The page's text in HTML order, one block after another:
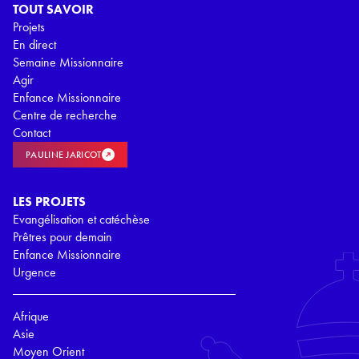
TOUT SAVOIR
Projets
En direct
Semaine Missionnaire
Agir
Enfance Missionnaire
Centre de recherche
Contact
PAULINE JARICOT
LES PROJETS
Evangélisation et catéchèse
Prêtres pour demain
Enfance Missionnaire
Urgence
Afrique
Asie
Moyen Orient